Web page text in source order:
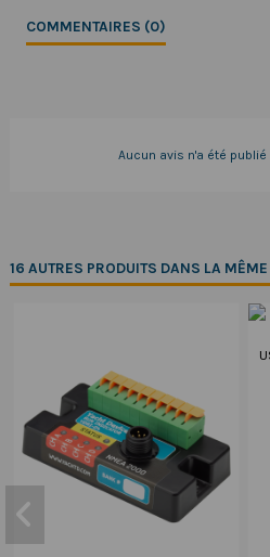
COMMENTAIRES (0)
Aucun avis n'a été
16 AUTRES PRODUITS DANS LA MÊME